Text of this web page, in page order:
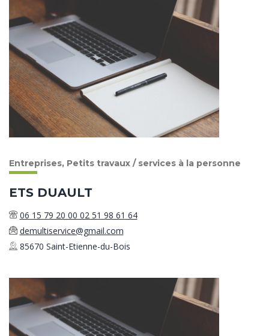
Entreprises, Petits travaux / services à la personne
ETS DUAULT
06 15 79 20 00 02 51 98 61 64
demultiservice@gmail.com
85670 Saint-Etienne-du-Bois